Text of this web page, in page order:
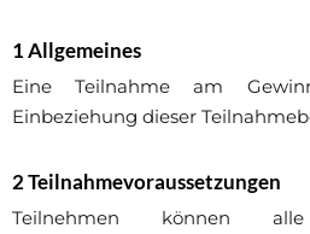
1 Allgemeines
Eine Teilnahme am
Einbeziehung dieser
2 Teilnahmevoraussetzungen
Teilnehmen können